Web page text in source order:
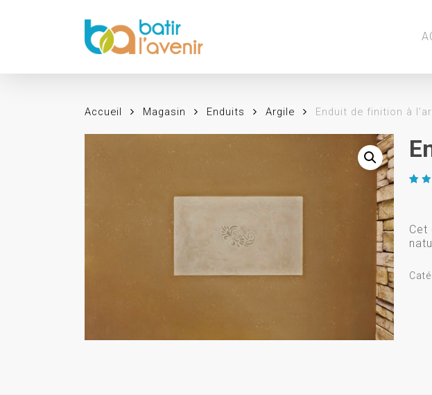
Accueil Magasin Enduits Argile Enduit de finition à
Cet